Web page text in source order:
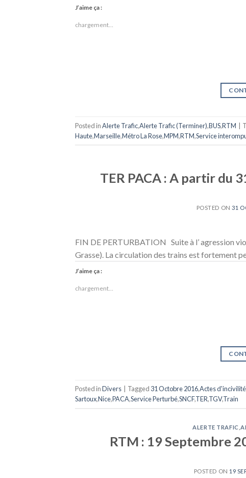
J’aime ça :
chargement…
Posted inAlerte Trafic,Alerte Trafic (Terminer),BUS,RTM
Haute,Marseille,Métro La Rose,MPM,RTM,Service
TER PACA : A partir du
POSTED ON31
FIN DE PERTURBATION Suite à l’ agression
Grasse). La circulation des trains est fortement
J’aime ça :
chargement…
Posted inDivers Tagged 31 Octobre 2016,Actes d'incivilité
Sartoux,Nice,PACA,Service Perturbé,SNCF,TER,TGV,Train
ALERTE TRAFIC ,
RTM : 19 Septembre
POSTED ON 19